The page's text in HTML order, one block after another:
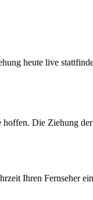
heute live
Die Ziehung
Ihren Fernseher